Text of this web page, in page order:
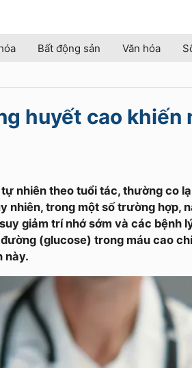
Bất động sản Văn hóa
huyết cao khiến
nhiên theo tuổi tác, thường co
nhiên, trong một số trường hợp,
giảm trí nhớ sớm và các bệnh
(glucose) trong máu cao
này.